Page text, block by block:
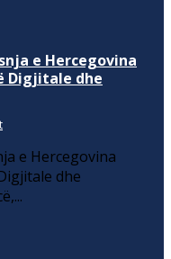
e Hercegovina
Digjitale dhe
e Hercegovina
dhe